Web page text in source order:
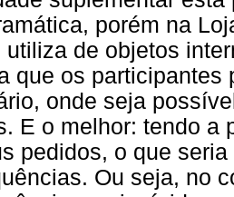
porém na
utiliza de objetos
que os participantes
onde seja
E o melhor: tendo a
pedidos, o que
Ou seja, no